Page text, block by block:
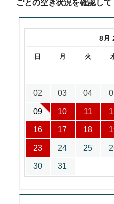
ごとの空き状況を確認して
8月
日 月 火
02 03 04
09 10 11
16 17 18
23 24 25
30 31